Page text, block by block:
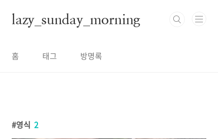
lazy_sunday_morning
홈 태그 방명록
영식 2